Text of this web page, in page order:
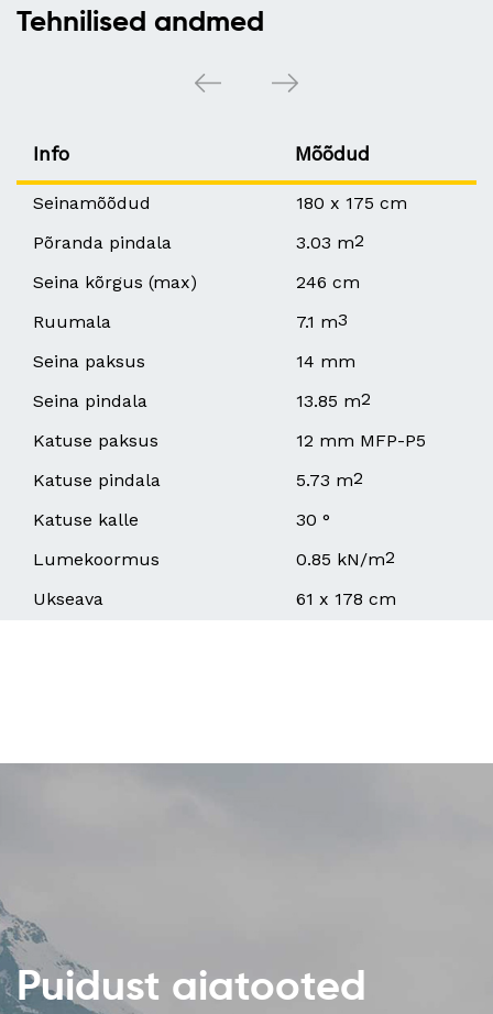
Tehnilised andmed
Info Mõõdud
Seinamõõdud
180 x 175 cm
Põranda pindala
3.03 m2
Seina kõrgus (max)
246 cm
Ruumala
7.1 m3
Seina paksus
14 mm
Seina pindala
13.85 m2
Katuse paksus
12 mm MFP-P5
Katuse pindala
5.73 m2
Katuse kalle
30 °
Lumekoormus
0.85 kN/m2
Ukseava
61 x 178 cm
Puidust aiatooted